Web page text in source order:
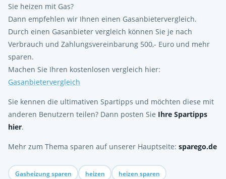
Sie heizen mit Gas?
Dann empfehlen wir Ihnen einen Gasanbietervergleich.
Durch einen Gasanbieter vergleich können Sie je nach
Verbrauch und Zahlungsvereinbarung 500,- Euro und mehr
sparen.
Machen Sie Ihren kostenlosen vergleich hier:
Gasanbietervergleich
Sie kennen die ultimativen Spartipps und möchten diese mit
anderen Benutzern teilen? Dann posten Sie Ihre Spartipps
hier.
Mehr zum Thema sparen auf unserer Hauptseite: sparego.de
Gasheizung sparen heizen heizen sparen